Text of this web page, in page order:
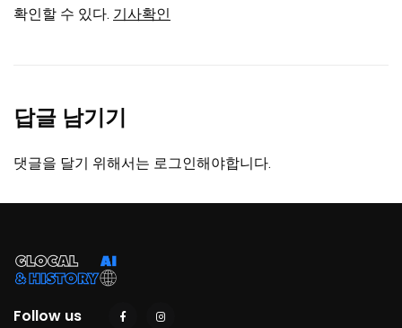
확인할 수 있다. 기사확인
답글 남기기
댓글을 달기 위해서는 로그인해야합니다.
Follow us